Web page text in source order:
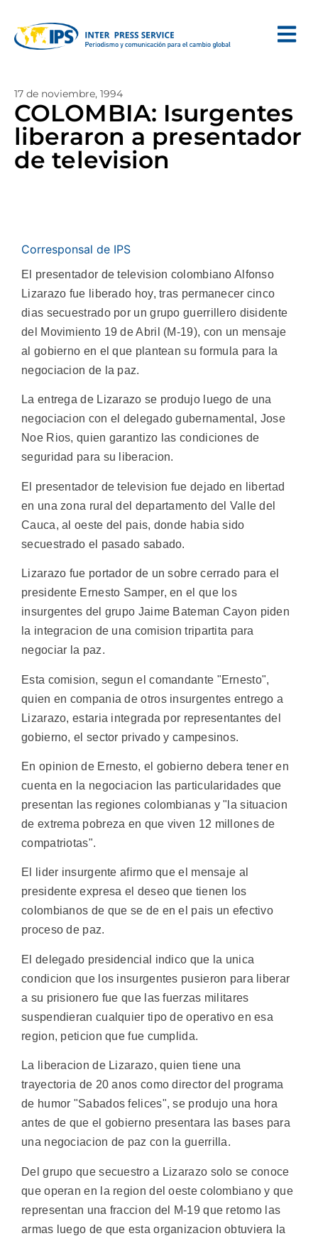
17 de noviembre, 1994
COLOMBIA: Isurgentes
liberaron a presentador
de television
Corresponsal de IPS
El presentador de television colombiano Alfonso
Lizarazo fue liberado hoy, tras permanecer cinco
dias secuestrado por un grupo guerrillero disidente
del Movimiento 19 de Abril (M-19), con un mensaje
al gobierno en el que plantean su formula para la
negociacion de la paz.
La entrega de Lizarazo se produjo luego de una
negociacion con el delegado gubernamental, Jose
Noe Rios, quien garantizo las condiciones de
seguridad para su liberacion.
El presentador de television fue dejado en libertad
en una zona rural del departamento del Valle del
Cauca, al oeste del pais, donde habia sido
secuestrado el pasado sabado.
Lizarazo fue portador de un sobre cerrado para el
presidente Ernesto Samper, en el que los
insurgentes del grupo Jaime Bateman Cayon piden
la integracion de una comision tripartita para
negociar la paz.
Esta comision, segun el comandante "Ernesto",
quien en compania de otros insurgentes entrego a
Lizarazo, estaria integrada por representantes del
gobierno, el sector privado y campesinos.
En opinion de Ernesto, el gobierno debera tener en
cuenta en la negociacion las particularidades que
presentan las regiones colombianas y "la situacion
de extrema pobreza en que viven 12 millones de
compatriotas".
El lider insurgente afirmo que el mensaje al
presidente expresa el deseo que tienen los
colombianos de que se de en el pais un efectivo
proceso de paz.
El delegado presidencial indico que la unica
condicion que los insurgentes pusieron para liberar
a su prisionero fue que las fuerzas militares
suspendieran cualquier tipo de operativo en esa
region, peticion que fue cumplida.
La liberacion de Lizarazo, quien tiene una
trayectoria de 20 anos como director del programa
de humor "Sabados felices", se produjo una hora
antes de que el gobierno presentara las bases para
una negociacion de paz con la guerrilla.
Del grupo que secuestro a Lizarazo solo se conoce
que operan en la region del oeste colombiano y que
representan una fraccion del M-19 que retomo las
armas luego de que esta organizacion obtuviera la